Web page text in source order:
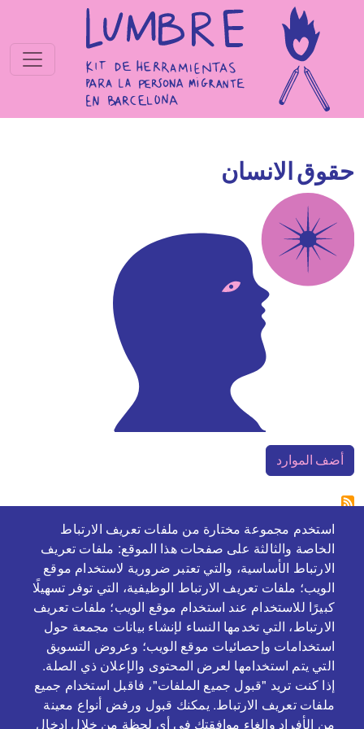
تجاوز إلى المحتوى الرئيسي
حقوق الانسان
أضف الموارد
بالتعاون و بدعم من
استخدم مجموعة مختارة من ملفات تعريف الارتباط
الخاصة والثالثة على صفحات هذا الموقع: ملفات تعريف
الارتباط الأساسية، والتي تعتبر ضرورية لاستخدام موقع
الويب؛ ملفات تعريف الارتباط الوظيفية، التي توفر تسهيلًا
كبيرًا للاستخدام عند استخدام موقع الويب؛ ملفات تعريف
الارتباط، التي تخدمها النساء لإنشاء بيانات مجمعة حول
استخدامات وإحصائيات موقع الويب؛ وعروض التسويق
التي يتم استخدامها لعرض المحتوى والإعلان ذي الصلة.
إذا كنت تريد "قبول جميع الملفات"، فاقبل استخدام جميع
ملفات تعريف الارتباط. يمكنك قبول ورفض أنواع معينة
من الأفراد وإلغاء موافقتك في أي لحظة من خلال إدخال